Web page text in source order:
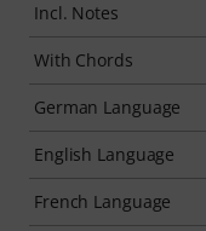
Incl. Notes
With Chords
German Language
English Language
French Language